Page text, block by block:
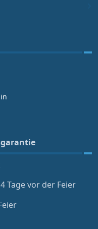
Tage vor der Feier